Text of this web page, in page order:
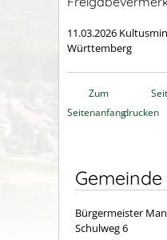
11.03.2026
Württemberg
Zum
Seitenanfangdrucken
Bürgermeister
Schulweg 6